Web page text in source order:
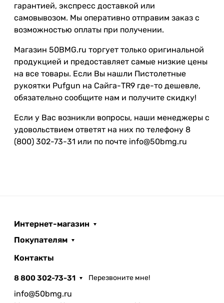
гарантией, экспресс доставкой или
самовывозом. Мы оперативно отправим заказ с
возможностью оплаты при получении.
Магазин 50BMG.ru торгует только оригинальной
продукцией и предоставляет самые низкие цены
на все товары. Если Вы нашли Пистолетные
рукоятки Pufgun на Сайга-TR9 где-то дешевле,
обязательно сообщите нам и получите скидку!
Если у Вас возникли вопросы, наши менеджеры с
удовольствием ответят на них по телефону 8
(800) 302-73-31 или по почте info@50bmg.ru
Интернет-магазин
Покупателям
Контакты
8 800 302-73-31 Перезвоните мне!
info@50bmg.ru